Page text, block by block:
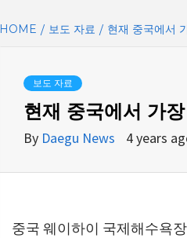
HOME 보도 자료 현재 중국에서
보도 자료
현재 중국에서 가
By Daegu News 4 years
중국 웨이하이 국제해수욕